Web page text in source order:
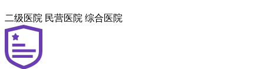
二级医院 民营医院 综合医院